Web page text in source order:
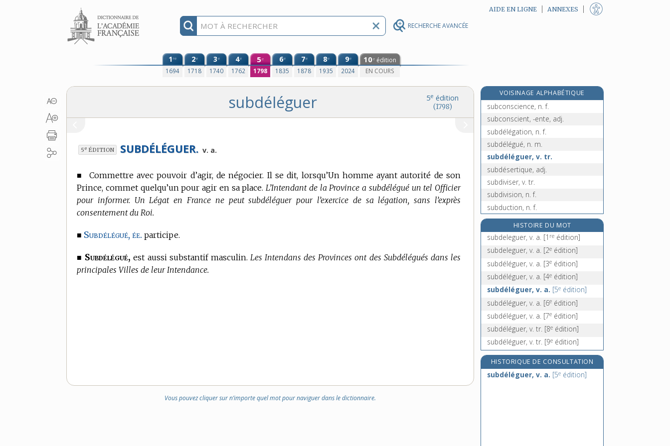
RECHERCHE AVANCÉE
Aller au contenu AIDE EN LIGNE ANNEXES
1re
1694
2e
1718
3e
1740
4e
1762
5e
1798
6e
1835
7e
1878
8e
1935
9e
2024
10e édition
EN COURS
5e édition
(1798)
subdéléguer
5e ÉDITION SUBDÉLÉGUER. v. a.
■ Commettre avec pouvoir d’agir, de négocier. Il se dit, lorsqu’Un homme ayant autorité de son
Prince, commet quelqu’un pour agir en sa place. L’Intendant de la Province a subdélégué un tel Officier
pour informer. Un Légat en France ne peut subdéléguer pour l’exercice de sa légation, sans l’exprès
consentement du Roi.
■ Subdélégué, ée. participe.
■ Subdélégué, est aussi substantif masculin. Les Intendans des Provinces ont des Subdélégués dans les
principales Villes de leur Intendance.
Vous pouvez cliquer sur n’importe quel mot pour naviguer dans le dictionnaire.
VOISINAGE ALPHABÉTIQUE
subclaquant, -ante, adj.
subconscience, n. f.
subconscient, -ente, adj.
subdélégation, n. f.
subdélégué, n. m.
subdéléguer, v. tr.
subdésertique, adj.
subdiviser, v. tr.
subdivision, n. f.
subduction, n. f.
subéquatorial, -ale, adj.
suber, n. m.
subéreux, -euse, adj.
subérine, n. f.
HISTOIRE DU MOT
subdeleguer, v. a. [1 re édition]
subdeleguer, v. a. [2e édition]
subdéléguer, v. a. [3e édition]
subdéléguer, v. a. [4e édition]
subdéléguer, v. a. [5e édition]
subdéléguer, v. a. [6e édition]
subdéléguer, v. a. [7e édition]
subdéléguer, v. tr. [8e édition]
subdéléguer, v. tr. [9e édition]
HISTORIQUE DE CONSULTATION
subdéléguer, v. a. [5e édition]